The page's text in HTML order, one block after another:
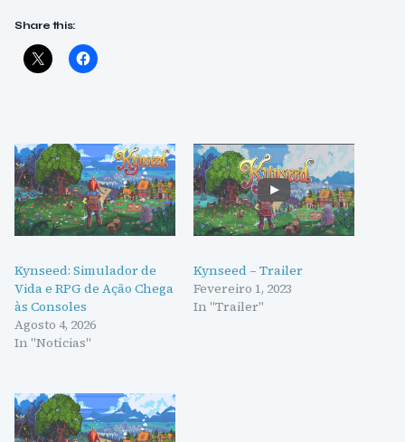
Share this:
Kynseed: Simulador de
Vida e RPG de Ação Chega
às Consoles
Agosto 4, 2026
In "Notícias"
Kynseed – Trailer
Fevereiro 1, 2023
In "Trailer"